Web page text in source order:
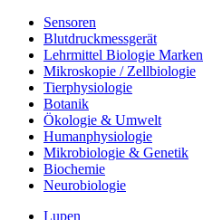
Sensoren
Blutdruckmessgerät
Lehrmittel Biologie Marken
Mikroskopie / Zellbiologie
Tierphysiologie
Botanik
Ökologie & Umwelt
Humanphysiologie
Mikrobiologie & Genetik
Biochemie
Neurobiologie
Lupen